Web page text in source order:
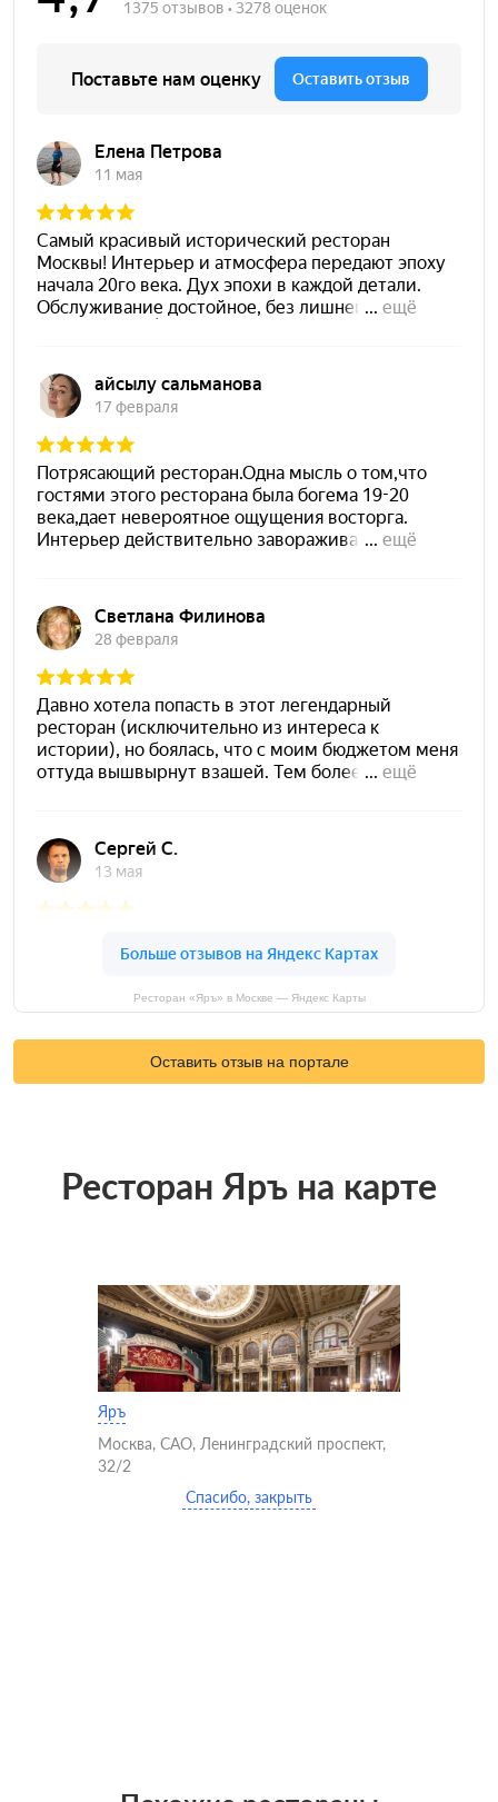
Ресторан «Яръ» в Москве — Яндекс Карты
Оставить отзыв на портале
Ресторан Яръ на карте
Яръ
Москва, САО, Ленинградский проспект,
32/2
Спасибо, закрыть